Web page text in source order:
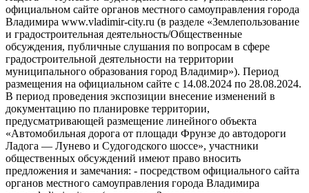
официальном сайте органов местного самоуправления города
Владимира www.vladimir-city.ru (в разделе «Землепользование
и градостроительная деятельность/Общественные
обсуждения, публичные слушания по вопросам в сфере
градостроительной деятельности на территории
муниципального образования город Владимир»). Период
размещения на официальном сайте с 14.08.2024 по 28.08.2024.
В период проведения экспозиции внесение изменений в
документацию по планировке территории,
предусматривающей размещение линейного объекта
«Автомобильная дорога от площади Фрунзе до автодороги
Ладога — Лунево и Судогодского шоссе», участники
общественных обсуждений имеют право вносить
предложения и замечания: - посредством официального сайта
органов местного самоуправления города Владимира